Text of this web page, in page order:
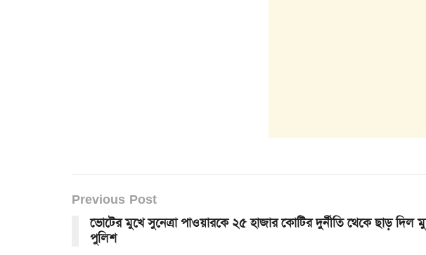
Previous Post
ভোটের মুখে সুনেত্রা পাওয়ারকে ২৫ হাজার কোটির দুর্নীতি থেকে ছাড় দিল
পুলিশ